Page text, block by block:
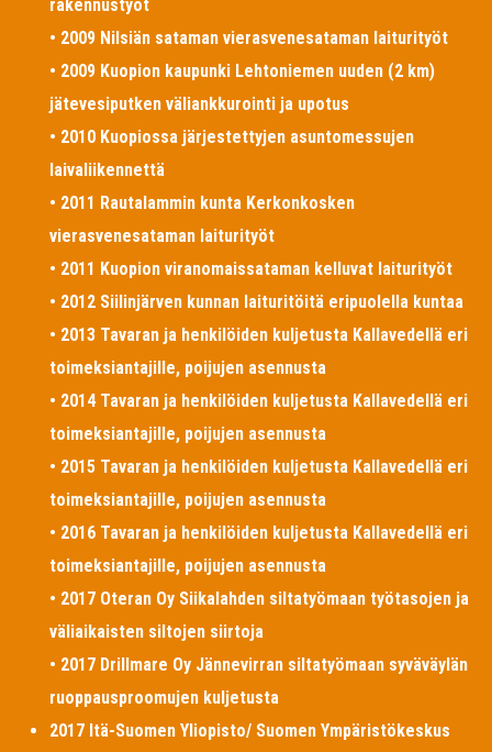
rakennustyöt
• 2009 Nilsiän sataman vierasvenesataman laiturityöt
• 2009 Kuopion kaupunki Lehtoniemen uuden (2 km)
jätevesiputken väliankkurointi ja upotus
• 2010 Kuopiossa järjestettyjen asuntomessujen
laivaliikennettä
• 2011 Rautalammin kunta Kerkonkosken
vierasvenesataman laiturityöt
• 2011 Kuopion viranomaissataman kelluvat laiturityöt
• 2012 Siilinjärven kunnan laituritöitä eripuolella kuntaa
• 2013 Tavaran ja henkilöiden kuljetusta Kallavedellä eri
toimeksiantajille, poijujen asennusta
• 2014 Tavaran ja henkilöiden kuljetusta Kallavedellä eri
toimeksiantajille, poijujen asennusta
• 2015 Tavaran ja henkilöiden kuljetusta Kallavedellä eri
toimeksiantajille, poijujen asennusta
• 2016 Tavaran ja henkilöiden kuljetusta Kallavedellä eri
toimeksiantajille, poijujen asennusta
• 2017 Oteran Oy Siikalahden siltatyömaan työtasojen ja
väliaikaisten siltojen siirtoja
• 2017 Drillmare Oy Jännevirran siltatyömaan syväväylän
ruoppausproomujen kuljetusta
2017 Itä-Suomen Yliopisto/ Suomen Ympäristökeskus